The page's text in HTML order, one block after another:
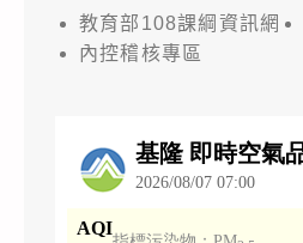
教育部108課綱資訊網
內控稽核專區